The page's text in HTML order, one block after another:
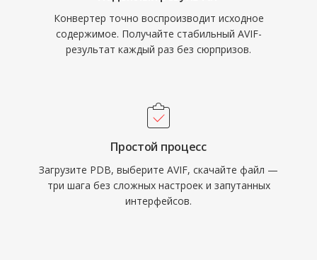
Конвертер точно воспроизводит исходное
содержимое. Получайте стабильный AVIF-
результат каждый раз без сюрпризов.
Простой процесс
Загрузите PDB, выберите AVIF, скачайте файл —
три шага без сложных настроек и запутанных
интерфейсов.